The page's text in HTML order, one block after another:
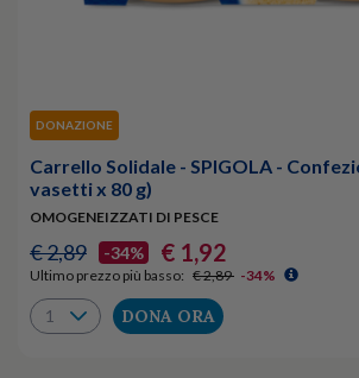
DONAZIONE
Carrello Solidale - SPIGOLA -
vasetti x 80 g)
OMOGENEIZZATI DI PESCE
€ 2,89 -34% € 1,92
Ultimo prezzo più basso: € 2,89 -34%
DONA ORA